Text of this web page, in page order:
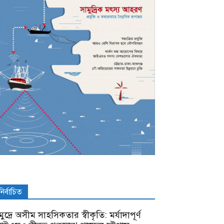
অসীম সাহসিকতার স্বীকৃতি: মর্যাদাপূর্ণ